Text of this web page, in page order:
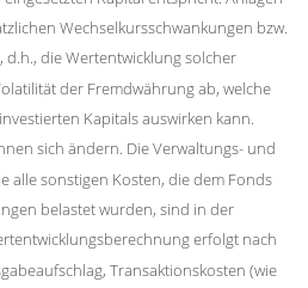
Wechselkursschwankungen bzw.
die Wertentwicklung solcher
der Fremdwährung ab, welche
Kapitals auswirken kann.
sich ändern. Die Verwaltungs- und
alle sonstigen Kosten, die dem Fonds
belastet wurden, sind in der
erfolgt nach
Transaktionskosten (wie